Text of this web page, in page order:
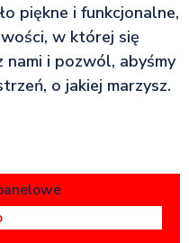
piękne i funkcjonalne,
w której się
nami i pozwól, abyśmy
o jakiej marzysz.